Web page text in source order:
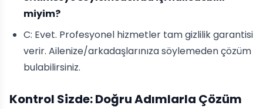
miyim?
C: Evet. Profesyonel hizmetler tam gizlilik garantisi
verir. Ailenize/arkadaşlarınıza söylemeden çözüm
bulabilirsiniz.
Kontrol Sizde: Doğru Adımlarla Çözüm